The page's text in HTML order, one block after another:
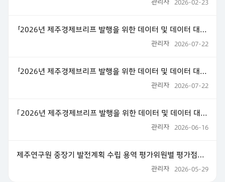
「2026년 제주경제브리프 발행을 위한 데이터 및 데이터 대시보드 운영·고도화 용역」 용역사 선정 협상순위 결과 공고
관리자 2026-07-22
「2026년 제주경제브리프 발행을 위한 데이터 및 데이터 대시보드 운영·고도화 용역」 평가위원별 평가점수 공개
관리자 2026-07-22
｢2026년 제주경제브리프 발행을 위한 데이터 및 데이터 대시보드 운영·고도화 용역｣ 제안서 평가위원 후보자 공개모집
관리자 2026-06-16
제주연구원 중장기 발전계획 수립 용역 평가위원별 평가점수 공개
관리자 2026-05-29